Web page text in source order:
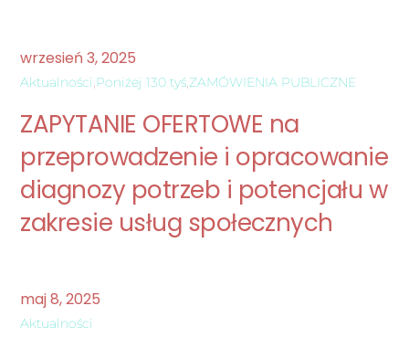
wrzesień 3,2025
Aktualności,Poniżej 130 tyś,ZAMÓWIENIA PUBLICZNE
ZAPYTANIE OFERTOWE na
przeprowadzenie i opracowanie
diagnozy potrzeb i potencjału w
zakresie usług społecznych
maj8,2025
Aktualności